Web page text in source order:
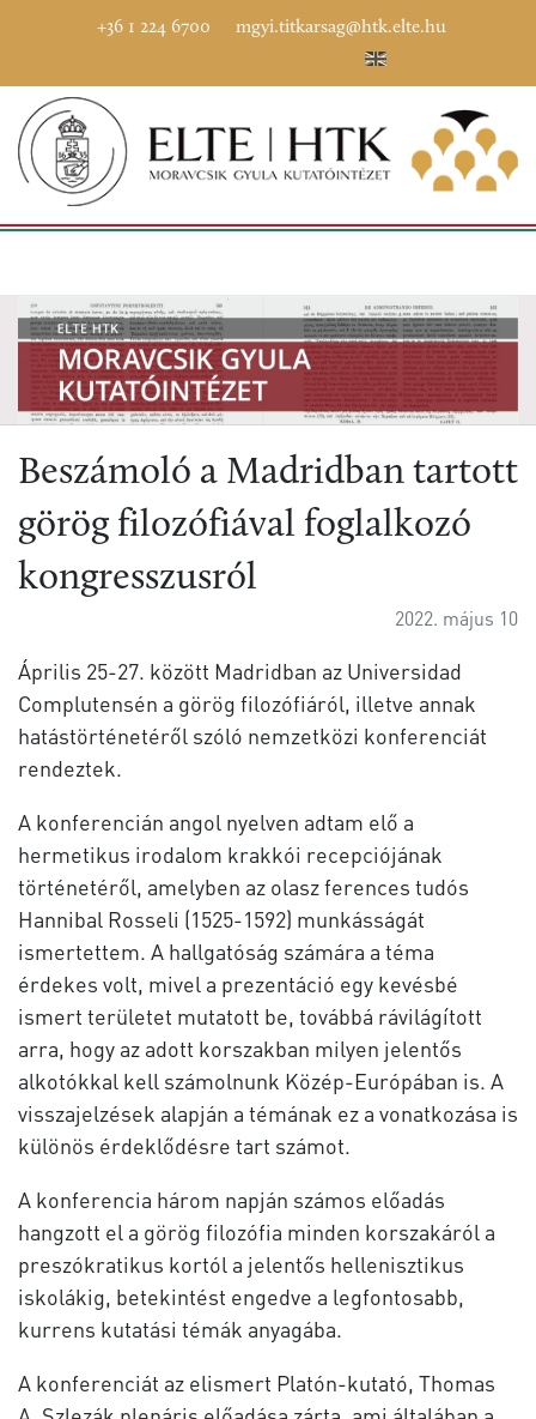
+36 1 224 6700 mgyi.titkarsag@htk.elte.hu
Beszámoló a Madridban tartott
görög filozófiával foglalkozó
kongresszusról
2022. május 10
Április 25-27. között Madridban az Universidad
Complutensén a görög filozófiáról, illetve annak
hatástörténetéről szóló nemzetközi konferenciát
rendeztek.
A konferencián angol nyelven adtam elő a
hermetikus irodalom krakkói recepciójának
történetéről, amelyben az olasz ferences tudós
Hannibal Rosseli (1525-1592) munkásságát
ismertettem. A hallgatóság számára a téma
érdekes volt, mivel a prezentáció egy kevésbé
ismert területet mutatott be, továbbá rávilágított
arra, hogy az adott korszakban milyen jelentős
alkotókkal kell számolnunk Közép-Európában is. A
visszajelzések alapján a témának ez a vonatkozása is
különös érdeklődésre tart számot.
A konferencia három napján számos előadás
hangzott el a görög filozófia minden korszakáról a
preszókratikus kortól a jelentős hellenisztikus
iskolákig, betekintést engedve a legfontosabb,
kurrens kutatási témák anyagába.
A konferenciát az elismert Platón-kutató, Thomas